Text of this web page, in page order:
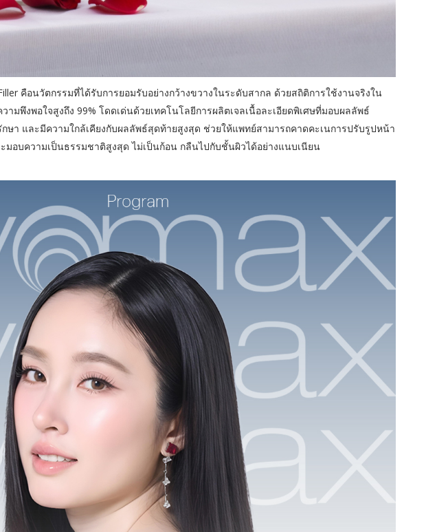
คือนวัตกรรมที่ได้รับการยอมรับอย่างกว้างขวางในระดับสากล ด้วยสถิติการใช้งานจริงใน
ามพึงพอใจสูงถึง 99% โดดเด่นด้วยเทคโนโลยีการผลิตเจลเนื้อละเอียดพิเศษที่มอบผลลัพธ์
ษา และมีความใกล้เคียงกับผลลัพธ์สุดท้ายสูงสุด ช่วยให้แพทย์สามารถคาดคะเนการปรับรูปหน้า
มอบความเป็นธรรมชาติสูงสุด ไม่เป็นก้อน กลืนไปกับชั้นผิวได้อย่างแนบเนียน